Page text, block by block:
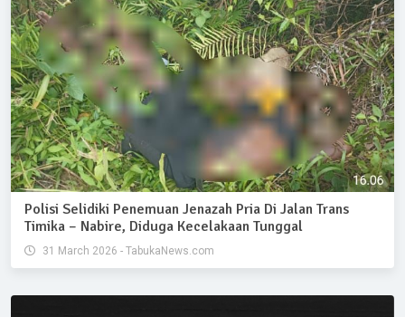
Polisi Selidiki Penemuan Jenazah Pria Di Jalan Trans
Timika – Nabire, Diduga Kecelakaan Tunggal
31 March 2026 - TabukaNews.com